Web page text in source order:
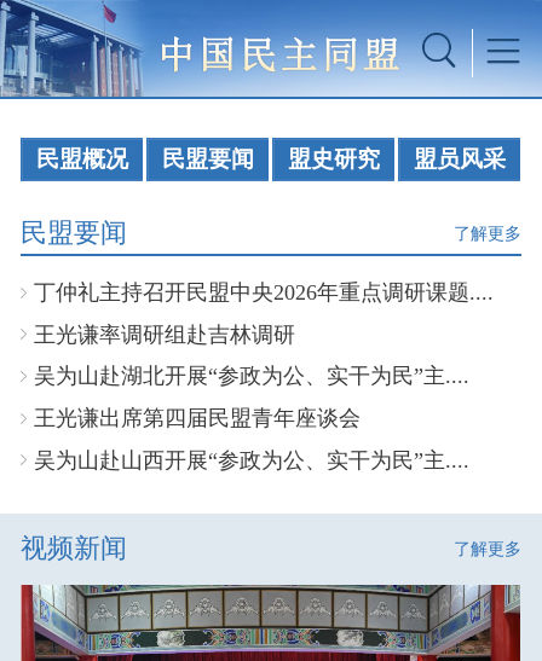
民盟概况 民盟要闻 盟史研究 盟员风采
民盟要闻 了解更多
丁仲礼主持召开民盟中央2026年重点调研课题....
王光谦率调研组赴吉林调研
吴为山赴湖北开展“参政为公、实干为民”主....
王光谦出席第四届民盟青年座谈会
吴为山赴山西开展“参政为公、实干为民”主....
视频新闻 了解更多